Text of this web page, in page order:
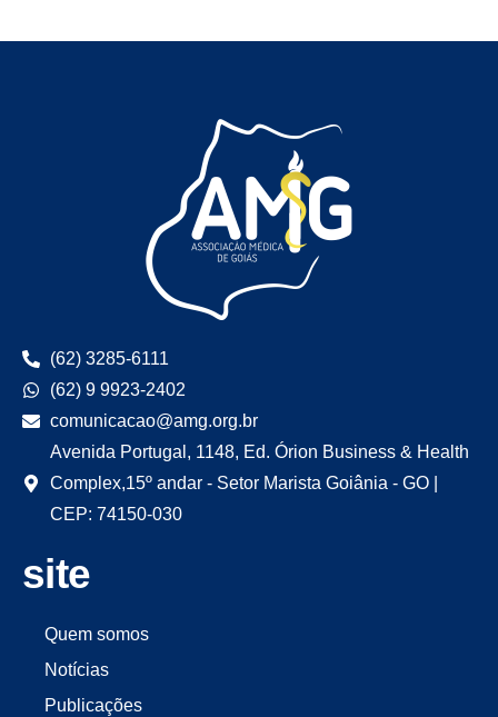
(62) 3285-6111
(62) 9 9923-2402
comunicacao@amg.org.br
Avenida Portugal, 1148, Ed. Órion Business & Health
Complex,15º andar - Setor Marista Goiânia - GO |
CEP: 74150-030
site
Quem somos
Notícias
Publicações